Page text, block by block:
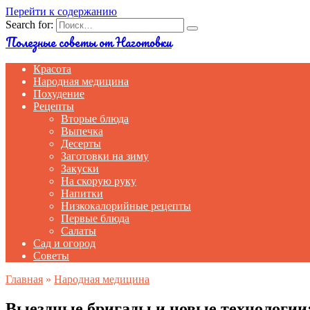
Перейти к содержанию
Search for:
Полезные советы от Наготовки
Красота
Народная медицина
Похудение
Рецепты
Вторые блюда
Выпечка
Десерты
Заготовки на зиму
Закуски
На скорую руку
Напитки
Низкокалорийные рецепты
Первые блюда
Салаты
Сад и огород
Советы
Главная » Народная медицина